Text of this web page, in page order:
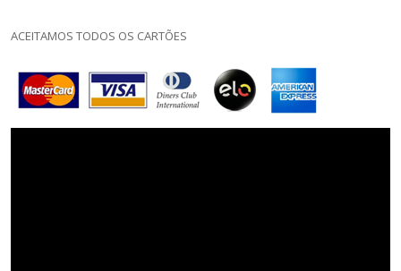
ACEITAMOS TODOS OS CARTÕES